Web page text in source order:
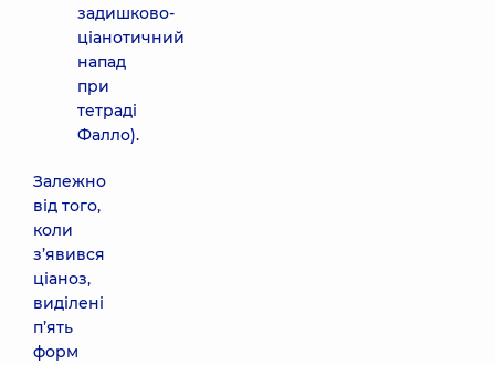
задишково-
ціанотичний
напад
при
тетраді
Фалло).
Залежно
від того,
коли
з’явився
ціаноз,
виділені
п’ять
форм